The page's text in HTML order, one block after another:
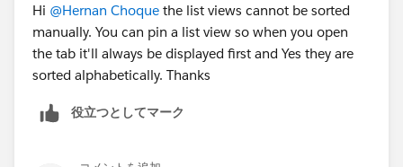
Hi @Hernan Choque the list views cannot be sorted
manually. You can pin a list view so when you open
the tab it'll always be displayed first and Yes they are
sorted alphabetically. Thanks
役立つとしてマーク